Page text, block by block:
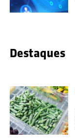
Destaques